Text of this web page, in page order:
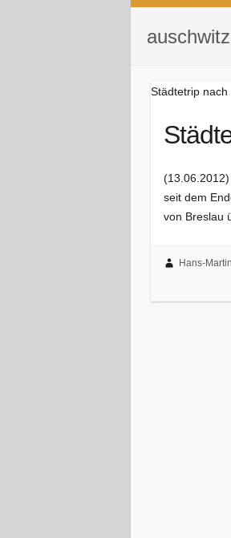
auschwitz
Städtetrip nach
seit dem
von Breslau
Hans-